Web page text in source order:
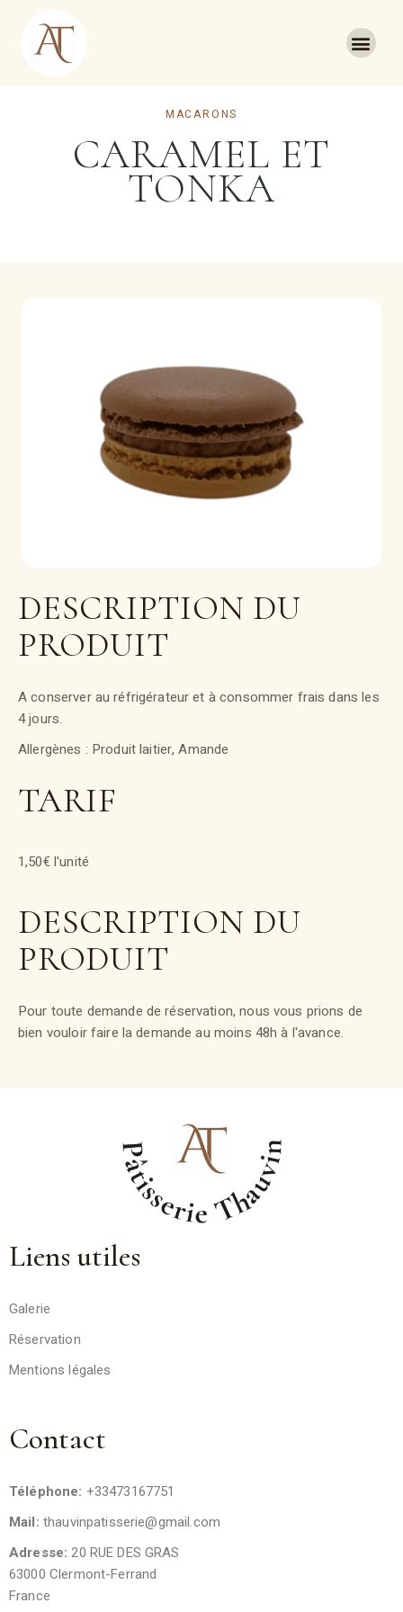
MACARONS
CARAMEL ET
TONKA
DESCRIPTION DU
PRODUIT
A conserver au réfrigérateur et à consommer frais dans les
4 jours.
Allergènes : Produit laitier, Amande
TARIF
1,50€ l'unité
DESCRIPTION DU
PRODUIT
Pour toute demande de réservation, nous vous prions de
bien vouloir faire la demande au moins 48h à l'avance.
Liens utiles
Galerie
Réservation
Mentions légales
Contact
Téléphone: +33473167751
Mail: thauvinpatisserie@gmail.com
Adresse:20 RUE DES GRAS
63000 Clermont-Ferrand
France